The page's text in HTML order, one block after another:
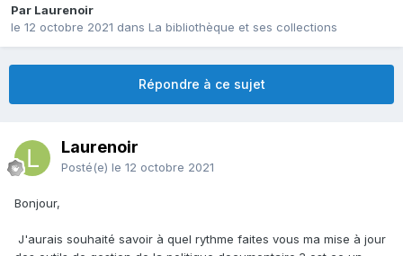
Par Laurenoir
le 12 octobre 2021 dans La bibliothèque et ses collections
Répondre à ce sujet
Laurenoir
Posté(e) le 12 octobre 2021
Bonjour,
J'aurais souhaité savoir à quel rythme faites vous ma mise à jour